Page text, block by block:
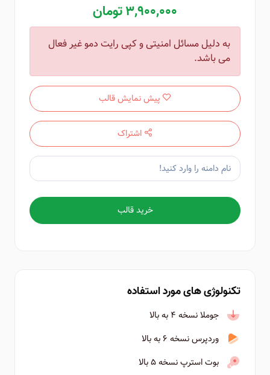
3,900,000 تومان
به دلیل مسائل امنیتی و کپی رایت دمو غیر فعال
می باشد.
پیش نمایش قالب
اشتراک
خرید قالب
تکنولوژی های مورد استفاده
جوملا نسخه ۴ به بالا
وردپرس نسخه ۶ به بالا
بوت استرپ نسخه ۵ بالا